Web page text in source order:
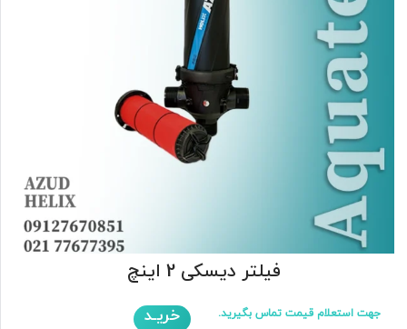
فیلتر دیسکی 2 اینچ
جهت استعلام قیمت تماس بگیرید. خریـد